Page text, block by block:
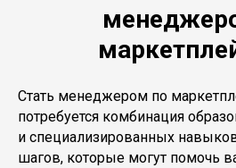
Стать менеджером по
потребуется комбинация
и специализированных
шагов, которые могут помочь